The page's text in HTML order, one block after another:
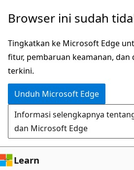
Lompati
konten
utama
Browser ini sudah
Tingkatkan ke Microsoft Edge
fitur, pembaruan keamanan, dan
terkini.
Unduh Microsoft Edge
Informasi selengkapnya
dan Microsoft Edge
Learn